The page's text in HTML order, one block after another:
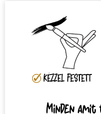
Minden